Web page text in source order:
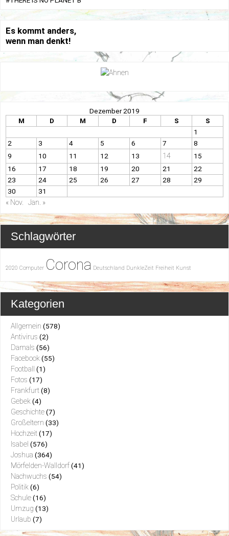
Es kommt anders,
wenn man denkt!
Dezember 2019
M
D M D F S
S
1
2
3 4 5 6 7
8
9
10 11 12 13 14
15
16
17 18 19 20 21
22
23
24 25 26 27 28
29
30
31
« Nov. Jan. »
Schlagwörter
2020 Computer Corona Deutschland DunkleZeit Freiheit Kunst
Kategorien
Allgemein (578)
Antivirus (2)
Damals (56)
Facebook (55)
Football (1)
Fotos (17)
Frankfurt (8)
Gebek (4)
Geschichte (7)
Großeltern (33)
Hochzeit (17)
Isabel (576)
Joshua (364)
Mörfelden-Walldorf (41)
Nachwuchs (54)
Politik (6)
Schule (16)
Umzug (13)
Urlaub (7)